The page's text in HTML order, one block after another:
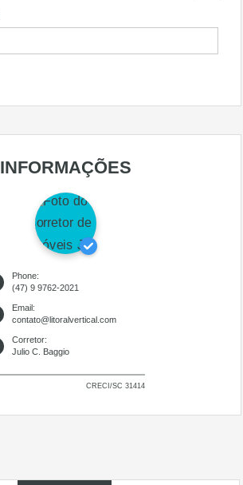
INFORMAÇÕES
Phone:
(47) 9 9762-2021
Email:
contato@litoralvertical.com
Corretor:
Julio C. Baggio
CRECI/SC 31414